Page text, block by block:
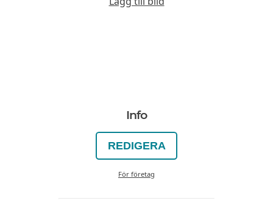
Info
REDIGERA
För företag